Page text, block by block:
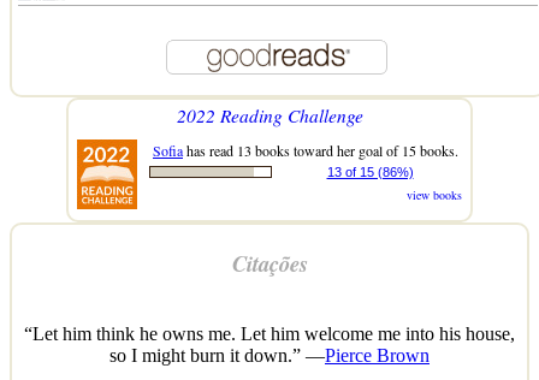
2022 Reading Challenge
Sofiahas read 13 books toward her goal of 15 books.
13 of 15 (86%)
view books
Citações
“Let him think he owns me. Let him welcome me into his house,
so I might burn it down.” —Pierce Brown